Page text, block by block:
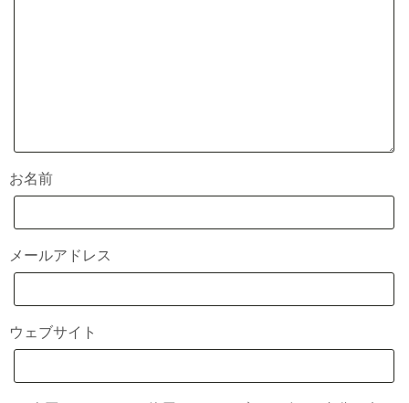
お名前
メールアドレス
ウェブサイト